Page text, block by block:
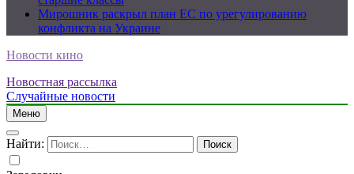
Мирошник раскрыл план ЕС по урегулированию
конфликта на Украине
Новости кино
Новостная рассылка
Случайные новости
Меню
Найти: